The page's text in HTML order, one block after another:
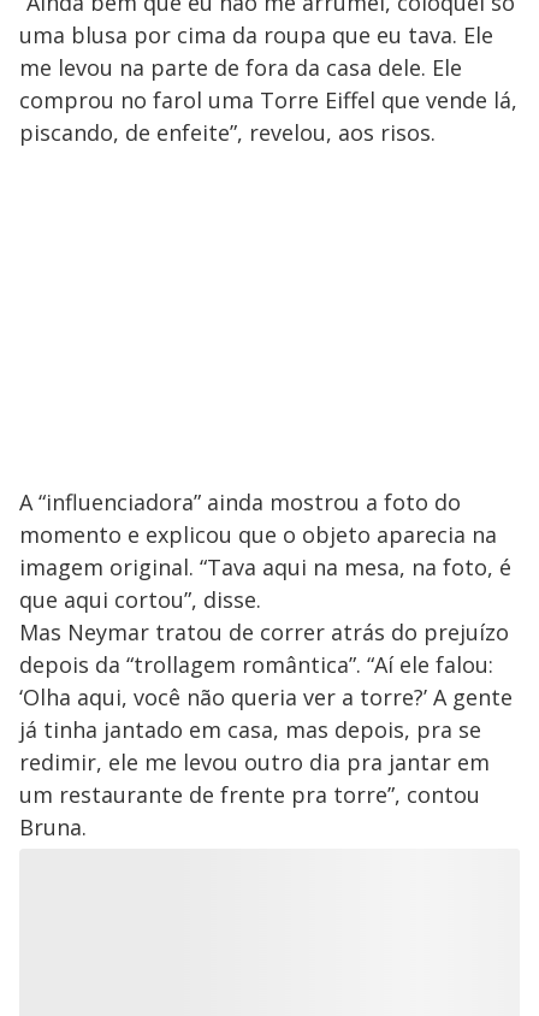
uma blusa por cima da roupa que eu tava. Ele
me levou na parte de fora da casa dele. Ele
comprou no farol uma Torre Eiffel que vende lá,
piscando, de enfeite”, revelou, aos risos.
A “influenciadora” ainda mostrou a foto do
momento e explicou que o objeto aparecia na
imagem original. “Tava aqui na mesa, na foto, é
que aqui cortou”, disse.
Mas Neymar tratou de correr atrás do prejuízo
depois da “trollagem romântica”. “Aí ele falou:
‘Olha aqui, você não queria ver a torre?’ A gente
já tinha jantado em casa, mas depois, pra se
redimir, ele me levou outro dia pra jantar em
um restaurante de frente pra torre”, contou
Bruna.